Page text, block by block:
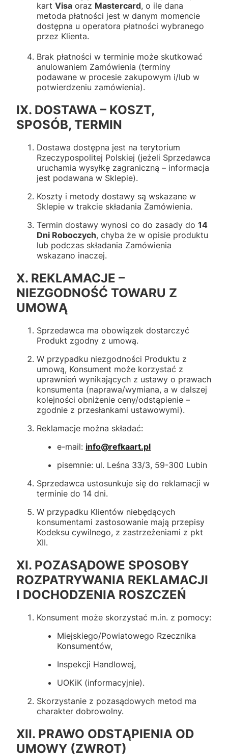
kart Visa oraz Mastercard, o ile dana
metoda płatności jest w danym momencie
dostępna u operatora płatności wybranego
przez Klienta.
Brak płatności w terminie może skutkować
anulowaniem Zamówienia (terminy
podawane w procesie zakupowym i/lub w
potwierdzeniu zamówienia).
IX. DOSTAWA – KOSZT,
SPOSÓB, TERMIN
Dostawa dostępna jest na terytorium
Rzeczypospolitej Polskiej (jeżeli Sprzedawca
uruchamia wysyłkę zagraniczną – informacja
jest podawana w Sklepie).
Koszty i metody dostawy są wskazane w
Sklepie w trakcie składania Zamówienia.
Termin dostawy wynosi co do zasady do 14
Dni Roboczych, chyba że w opisie produktu
lub podczas składania Zamówienia
wskazano inaczej.
X. REKLAMACJE –
NIEZGODNOŚĆ TOWARU Z
UMOWĄ
Sprzedawca ma obowiązek dostarczyć
Produkt zgodny z umową.
W przypadku niezgodności Produktu z
umową, Konsument może korzystać z
uprawnień wynikających z ustawy o prawach
konsumenta (naprawa/wymiana, a w dalszej
kolejności obniżenie ceny/odstąpienie –
zgodnie z przesłankami ustawowymi).
Reklamacje można składać:
e-mail: info@refkaart.pl
pisemnie: ul. Leśna 33/3, 59-300 Lubin
Sprzedawca ustosunkuje się do reklamacji w
terminie do 14 dni.
W przypadku Klientów niebędących
konsumentami zastosowanie mają przepisy
Kodeksu cywilnego, z zastrzeżeniami z pkt
XII.
XI. POZASĄDOWE SPOSOBY
ROZPATRYWANIA REKLAMACJI
I DOCHODZENIA ROSZCZEŃ
Konsument może skorzystać m.in. z pomocy:
Miejskiego/Powiatowego Rzecznika
Konsumentów,
Inspekcji Handlowej,
UOKiK (informacyjnie).
Skorzystanie z pozasądowych metod ma
charakter dobrowolny.
XII. PRAWO ODSTĄPIENIA OD
UMOWY (ZWROT)